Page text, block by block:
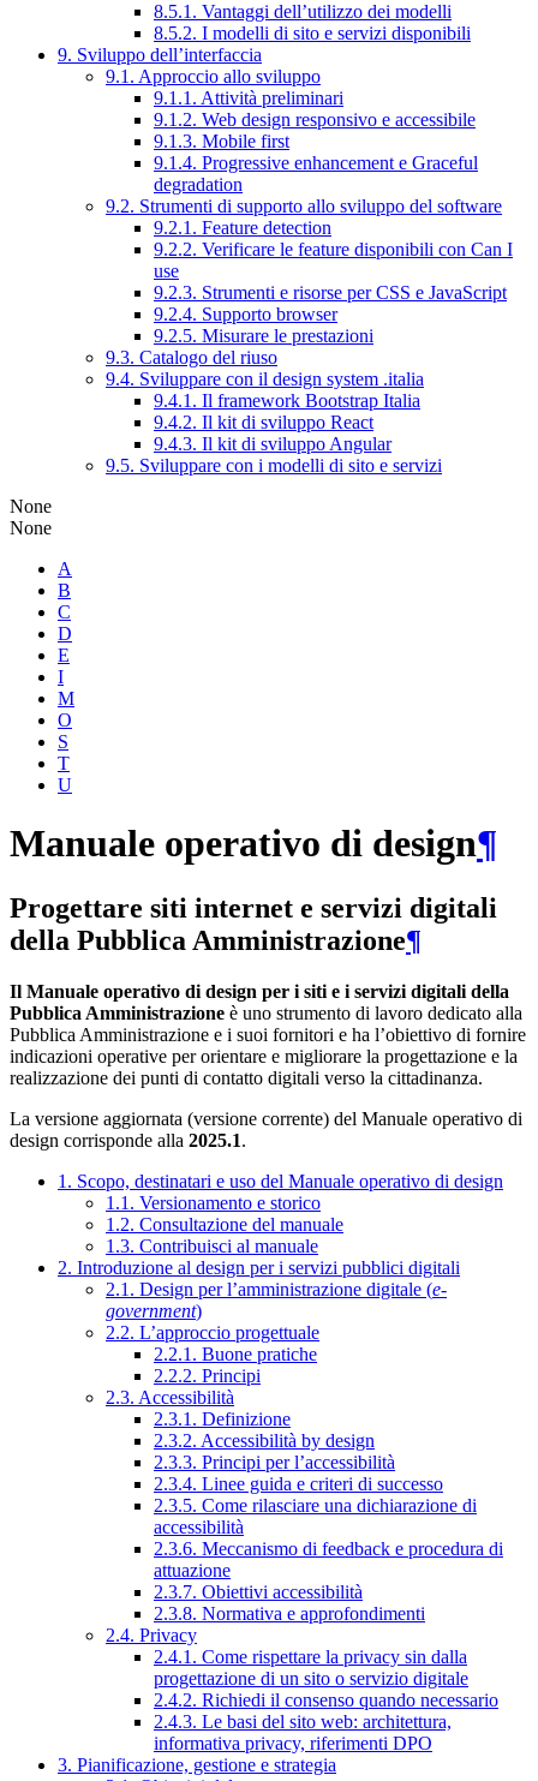
8.5.1. Vantaggi dell’utilizzo dei modelli
8.5.2. I modelli di sito e servizi disponibili
9. Sviluppo dell’interfaccia
9.1. Approccio allo sviluppo
9.1.1. Attività preliminari
9.1.2. Web design responsivo e accessibile
9.1.3. Mobile first
9.1.4. Progressive enhancement e Graceful
degradation
9.2. Strumenti di supporto allo sviluppo del software
9.2.1. Feature detection
9.2.2. Verificare le feature disponibili con Can I
use
9.2.3. Strumenti e risorse per CSS e JavaScript
9.2.4. Supporto browser
9.2.5. Misurare le prestazioni
9.3. Catalogo del riuso
9.4. Sviluppare con il design system .italia
9.4.1. Il framework Bootstrap Italia
9.4.2. Il kit di sviluppo React
9.4.3. Il kit di sviluppo Angular
9.5. Sviluppare con i modelli di sito e servizi
None
None
A
B
C
D
E
I
M
O
S
T
U
Manuale operativo di design¶
Progettare siti internet e servizi digitali
della Pubblica Amministrazione¶
Il Manuale operativo di design per i siti e i servizi digitali della
Pubblica Amministrazione è uno strumento di lavoro dedicato alla
Pubblica Amministrazione e i suoi fornitori e ha l’obiettivo di fornire
indicazioni operative per orientare e migliorare la progettazione e la
realizzazione dei punti di contatto digitali verso la cittadinanza.
La versione aggiornata (versione corrente) del Manuale operativo di
design corrisponde alla 2025.1.
1. Scopo, destinatari e uso del Manuale operativo di design
1.1. Versionamento e storico
1.2. Consultazione del manuale
1.3. Contribuisci al manuale
2. Introduzione al design per i servizi pubblici digitali
2.1. Design per l’amministrazione digitale (e-
government)
2.2. L’approccio progettuale
2.2.1. Buone pratiche
2.2.2. Principi
2.3. Accessibilità
2.3.1. Definizione
2.3.2. Accessibilità by design
2.3.3. Principi per l’accessibilità
2.3.4. Linee guida e criteri di successo
2.3.5. Come rilasciare una dichiarazione di
accessibilità
2.3.6. Meccanismo di feedback e procedura di
attuazione
2.3.7. Obiettivi accessibilità
2.3.8. Normativa e approfondimenti
2.4. Privacy
2.4.1. Come rispettare la privacy sin dalla
progettazione di un sito o servizio digitale
2.4.2. Richiedi il consenso quando necessario
2.4.3. Le basi del sito web: architettura,
informativa privacy, riferimenti DPO
3. Pianificazione, gestione e strategia